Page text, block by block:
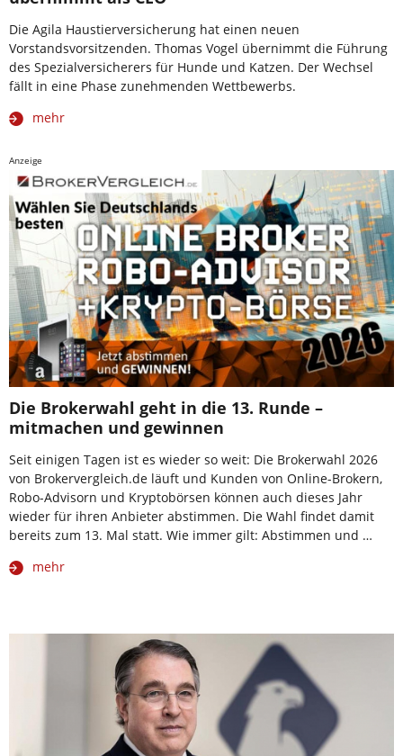
Die Agila Haustierversicherung hat einen neuen
Vorstandsvorsitzenden. Thomas Vogel übernimmt die Führung
des Spezialversicherers für Hunde und Katzen. Der Wechsel
fällt in eine Phase zunehmenden Wettbewerbs.
mehr
Anzeige
Die Brokerwahl geht in die 13. Runde –
mitmachen und gewinnen
Seit einigen Tagen ist es wieder so weit: Die Brokerwahl 2026
von Brokervergleich.de läuft und Kunden von Online-Brokern,
Robo-Advisorn und Kryptobörsen können auch dieses Jahr
wieder für ihren Anbieter abstimmen. Die Wahl findet damit
bereits zum 13. Mal statt. Wie immer gilt: Abstimmen und …
mehr